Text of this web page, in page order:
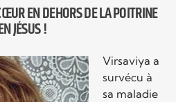
EN DEHORS DE LA POITRINE
JÉSUS !
Virsaviya a
survécu à
sa maladie